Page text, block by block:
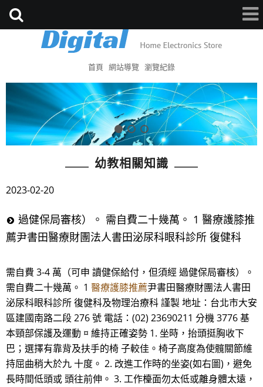
首頁 網站導覽 瀏覽紀錄
幼教相關知識
2023-02-20
過健保局審核）。 需自費二十幾萬。 1 醫療護膝推
薦尹書田醫療財團法人書田泌尿科眼科診所 復健科
需自費 3-4 萬（可申 讀健保給付，但須經 過健保局審核）。
需自費二十幾萬。 1 醫療護膝推薦尹書田醫療財團法人書田
泌尿科眼科診所 復健科及物理治療科 謹製 地址：台北市大安
區建國南路二段 276 號 電話：(02) 23690211 分機 3776 基
本頸部保護及運動 ¤ 維持正確姿勢 1. 坐時，抬頭挺胸收下
巴；選擇有靠背及扶手的椅 子較佳。椅子高度為使髖關節維
持屈曲稍大於九 十度。 2. 改進工作時的坐姿(如右圖)，避免
長時間低頭或 頭往前伸。 3. 工作檯面勿太低或離身體太遠，